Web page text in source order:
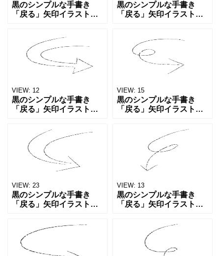
黒のシンプルな手書き
「戻る」矢印イラスト素
直し」「リピート」「循
環」「ループ」といった
動きを直感的に表現でき
黒のシンプルな手書き
「戻る」矢印イラスト素
直し」「リピート」「循
環」「ループ」といった
動きを直感的に表現でき
VIEW: 12
黒のシンプルな手書き
「戻る」矢印イラスト素
矢印で、「戻る」「やり
直し」「リピート」「循
環」「ループ」といった
動きを直感的に表現でき
VIEW: 15
黒のシンプルな手書き
「戻る」矢印イラスト素
矢印で、「戻る」「やり
直し」「リピート」「循
環」「ループ」といった
動きを直感的に表現でき
ます。鉛
VIEW: 23
黒のシンプルな手書き
「戻る」矢印イラスト素
矢印で、「戻る」「やり
直し」「リピート」「循
環」「ループ」といった
動きを直感的に表現でき
VIEW: 13
黒のシンプルな手書き
「戻る」矢印イラスト素
矢印で、「戻る」「やり
直し」「リピート」「循
環」「ループ」といった
動きを直感的に表現でき